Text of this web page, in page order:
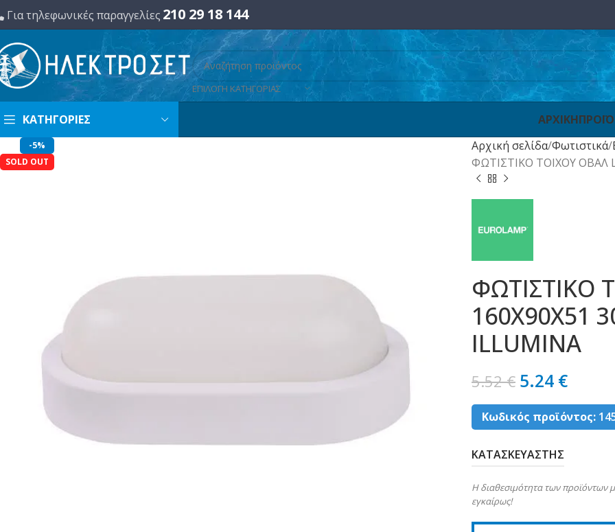
Για τηλεφωνικές παραγγελίες 210 29 18 144
ΕΠΙΛΟΓΗ ΚΑΤΗΓΟΡΙΑΣ
ΚΑΤΗΓΟΡΙΕΣ ΑΡΧΙΚΗ
-5%
SOLD OUT
Αρχική σελίδα Φωτιστικά
ΦΩΤΙΣΤΙΚΟ ΤΟΙΧΟΥ ΟΒΑΛ
ΦΩΤΙΣΤΙΚΟ
160X90X51
ILLUMINA
5.52€ 5.24 €
Κωδικός προϊόντος:
ΚΑΤΑΣΚΕΥΑΣΤΗΣ
Η διαθεσιμότητα των προϊόντων
εγκαίρως!